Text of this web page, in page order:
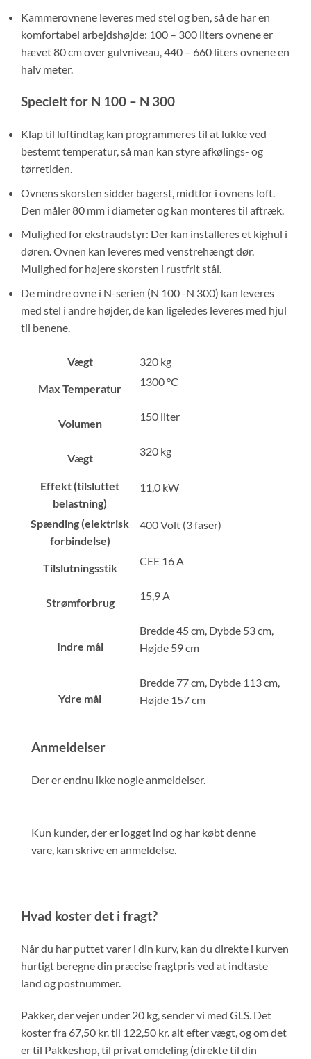
Kammerovnene leveres med stel og ben, så de har en
komfortabel arbejdshøjde: 100 – 300 liters ovnene er
hævet 80 cm over gulvniveau, 440 – 660 liters ovnene en
halv meter.
Specielt for N 100 – N 300
Klap til luftindtag kan programmeres til at lukke ved
bestemt temperatur, så man kan styre afkølings- og
tørretiden.
Ovnens skorsten sidder bagerst, midtfor i ovnens loft.
Den måler 80 mm i diameter og kan monteres til aftræk.
Mulighed for ekstraudstyr: Der kan installeres et kighul i
døren. Ovnen kan leveres med venstrehængt dør.
Mulighed for højere skorsten i rustfrit stål.
De mindre ovne i N-serien (N 100 -N 300) kan leveres
med stel i andre højder, de kan ligeledes leveres med hjul
til benene.
Vægt 320 kg
Max Temperatur
1300 °C
Volumen
150 liter
Vægt
320 kg
Effekt (tilsluttet
belastning)
11,0 kW
Spænding (elektrisk
forbindelse)
400 Volt (3 faser)
Tilslutningsstik
CEE 16 A
Strømforbrug
15,9 A
Indre mål
Bredde 45 cm, Dybde 53 cm,
Højde 59 cm
Ydre mål
Bredde 77 cm, Dybde 113 cm,
Højde 157 cm
Anmeldelser
Der er endnu ikke nogle anmeldelser.
Kun kunder, der er logget ind og har købt denne
vare, kan skrive en anmeldelse.
Hvad koster det i fragt?
Når du har puttet varer i din kurv, kan du direkte i kurven
hurtigt beregne din præcise fragtpris ved at indtaste
land og postnummer.
Pakker, der vejer under 20 kg, sender vi med GLS. Det
koster fra 67,50 kr. til 122,50 kr. alt efter vægt, og om det
er til Pakkeshop, til privat omdeling (direkte til din